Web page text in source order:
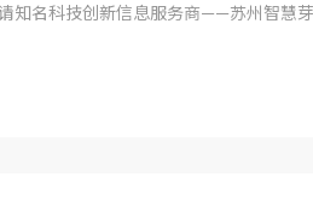
知名科技创新信息服务商——苏州智慧